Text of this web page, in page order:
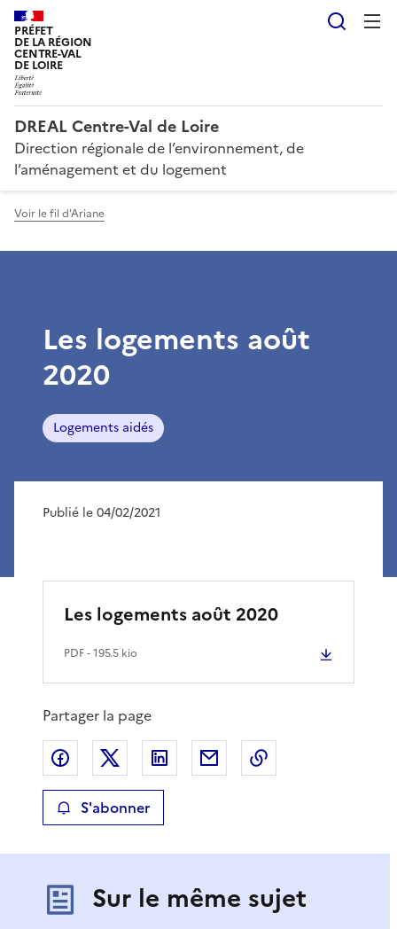
PRÉFET
DE LA RÉGION
CENTRE-VAL
DE LOIRE
DREAL Centre-Val de Loire
Direction régionale de l’environnement, de
l’aménagement et du logement
Voir le fil d'Ariane
Les logements août
2020
Logements aidés
Publié le 04/02/2021
Les logements août 2020
PDF- 195.5 kio
Partager la page
Partager sur Facebook
Partager sur XPartager sur LinkedIn
Partager par email
S'abonner
Sur le même sujet